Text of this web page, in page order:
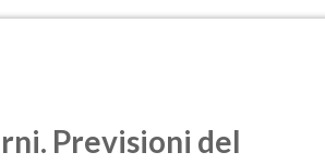
Previsioni del